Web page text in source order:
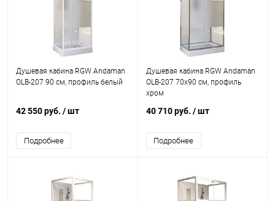
Душевая кабина RGW Andaman
OLB-207 90 см, профиль белый
42 550 руб. / шт
Подробнее
Душевая кабина RGW Andaman
OLB-207 70x90 см, профиль
хром
40 710 руб. / шт
Подробнее